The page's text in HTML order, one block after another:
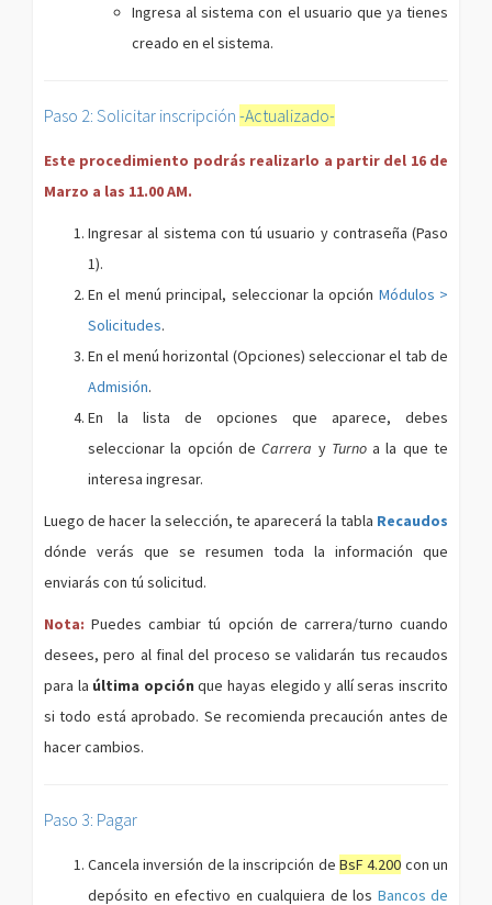
Ingresa al sistema con el usuario que ya tienes
creado en el sistema.
Paso 2: Solicitar inscripción -Actualizado-
Este procedimiento podrás realizarlo a partir del 16 de
Marzo a las 11.00 AM.
Ingresar al sistema con tú usuario y contraseña (Paso
1).
En el menú principal, seleccionar la opción Módulos >
Solicitudes.
En el menú horizontal (Opciones) seleccionar el tab de
Admisión.
En la lista de opciones que aparece, debes
seleccionar la opción deCarrera y Turnoa la que te
interesa ingresar.
Luego de hacer la selección, te aparecerá la tabla Recaudos
dónde verás que se resumen toda la información que
enviarás con tú solicitud.
Nota: Puedes cambiar tú opción de carrera/turno cuando
desees, pero al final del proceso se validarán tus recaudos
para la última opción que hayas elegido y allí seras inscrito
si todo está aprobado. Se recomienda precaución antes de
hacer cambios.
Paso 3: Pagar
Cancela inversión de la inscripción de BsF 4.200 con un
depósito en efectivo en cualquiera de los Bancos de